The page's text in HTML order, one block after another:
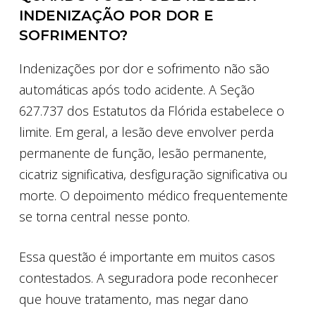
INDENIZAÇÃO POR DOR E
SOFRIMENTO?
Indenizações por dor e sofrimento não são
automáticas após todo acidente. A Seção
627.737 dos Estatutos da Flórida estabelece o
limite. Em geral, a lesão deve envolver perda
permanente de função, lesão permanente,
cicatriz significativa, desfiguração significativa ou
morte. O depoimento médico frequentemente
se torna central nesse ponto.
Essa questão é importante em muitos casos
contestados. A seguradora pode reconhecer
que houve tratamento, mas negar dano